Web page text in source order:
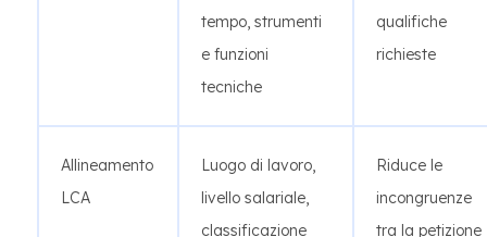
tempo, strumenti
e funzioni
tecniche
qualifiche
richieste
Allineamento
LCA
Luogo di lavoro,
livello salariale,
classificazione
Riduce le
incongruenze
tra la petizione